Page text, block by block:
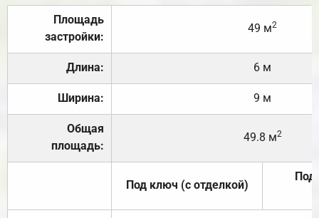
Площадь
застройки:
49 м2
Длина: 6 м
Ширина: 9 м
Общая
площадь:
49.8 м2
Под ключ (с отделкой)
Под